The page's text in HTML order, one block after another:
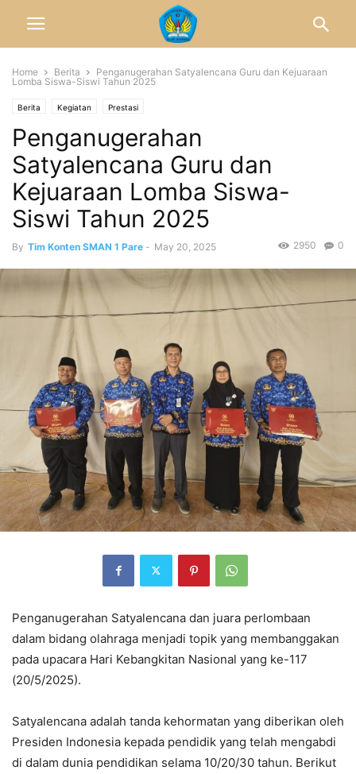
Home Berita
Penganugerahan Satyalencana Guru dan Kejuaraan
Lomba Siswa-Siswi Tahun 2025
Berita Kegiatan Prestasi
Penganugerahan
Satyalencana Guru dan
Kejuaraan Lomba Siswa-
Siswi Tahun 2025
By Tim Konten SMAN 1 Pare - May 20, 2025 0
2950
Penganugerahan Satyalencana dan juara perlombaan
dalam bidang olahraga menjadi topik yang membanggakan
pada upacara Hari Kebangkitan Nasional yang ke-117
(20/5/2025).
Satyalencana adalah tanda kehormatan yang diberikan oleh
Presiden Indonesia kepada pendidik yang telah mengabdi
di dalam dunia pendidikan selama 10/20/30 tahun. Berikut